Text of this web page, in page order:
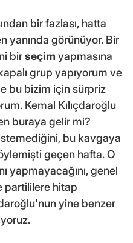
bir fazlası, hatta
yanında görünüyor. Bir
birseçim yapmasına
grup yapıyorum ve
bu bizim için sürpriz
Kemal Kılıçdaroğlu
buraya gelir mi?
bu kavgaya
geçen hafta. O
yapmayacağını, genel
partililere hitap
yine benzer